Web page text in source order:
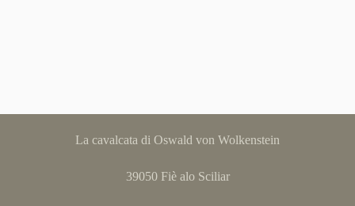
La cavalcata di Oswald von Wolkenstein
39050 Fiè alo Sciliar